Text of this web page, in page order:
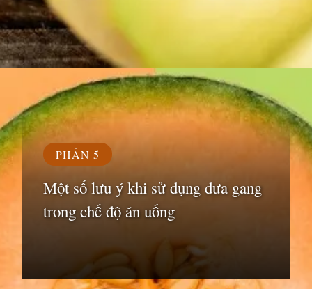
Đang mở
PHẦN 5
Một số lưu ý khi sử dụng dưa gang
trong chế độ ăn uống